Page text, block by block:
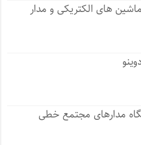
های الکتریکی و مدار
مدارهای مجتمع خطی